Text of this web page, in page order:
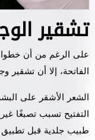
تشقير
على الرغم من أن
الفاتحة، إلا أن تشقير
الشعر الأشقر على
التفتيح تسبب تصبغًا
طبيب جلدية قبل تطبيق